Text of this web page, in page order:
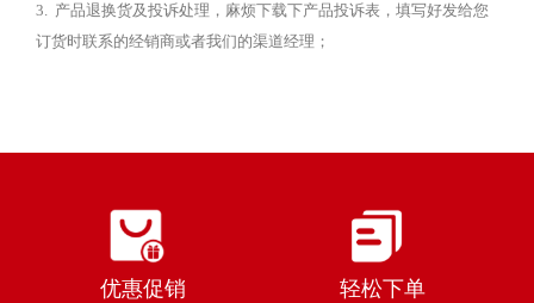
3. 产品退换货及投诉处理，麻烦下载下产品投诉表，填写好发给您
订货时联系的经销商或者我们的渠道经理；
优惠促销 轻松下单